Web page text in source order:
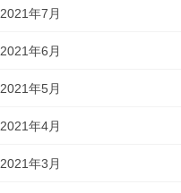
2021年7月
2021年6月
2021年5月
2021年4月
2021年3月